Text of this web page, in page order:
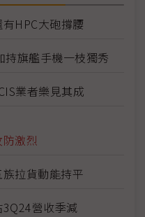
HPC大砲撐腰
旗艦手機一枝獨秀
業者樂見其成
激烈
拉貨動能持平
營收季減